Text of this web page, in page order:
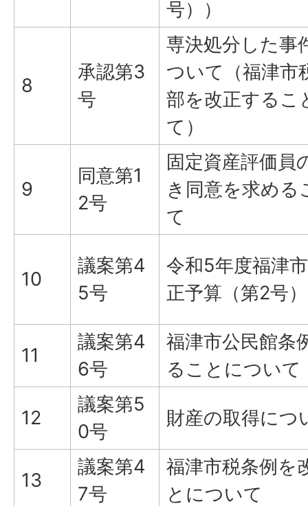
号））
8
承認第3
号
専決処分した事
ついて（福津市
部を改正するこ
て）
9
同意第1
2号
固定資産評価員
き同意を求める
て
10
議案第4
5号
令和5年度福津
正予算（第2号
11
議案第4
6号
福津市公民館条
ることについて
12
議案第5
0号
財産の取得につ
13
議案第4
7号
福津市税条例を
とについて